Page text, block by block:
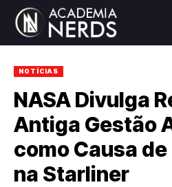
NOTÍCIAS
NASA Divulga
Antiga Gestão
como Causa
na Starliner